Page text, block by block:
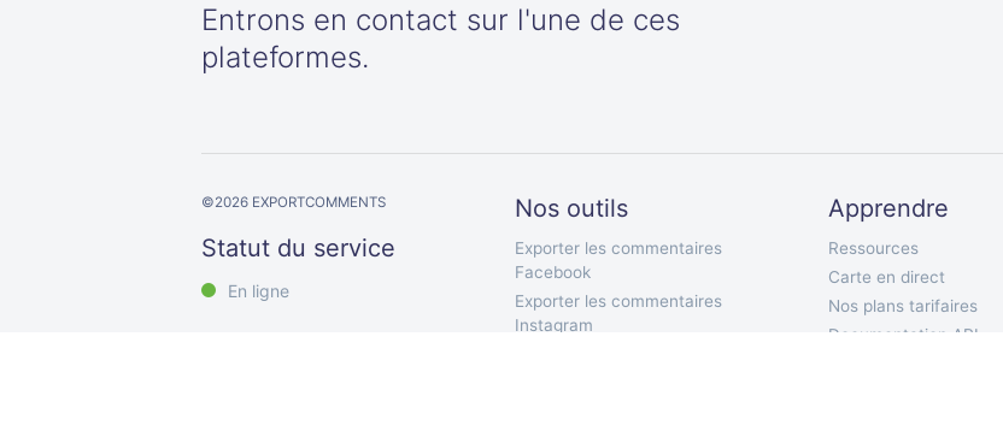
Entrons en contact sur l'une de ces
plateformes.
©2026 EXPORTCOMMENTS
Statut du service
En ligne
Nos outils
Exporter les commentaires
Facebook
Exporter les commentaires
Instagram
Apprendre
Ressources
Carte en direct
Nos plans tarifaires
Documentation API